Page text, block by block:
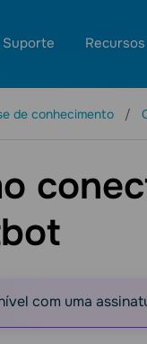
Suporte Recursos
de conhecimento
com uma